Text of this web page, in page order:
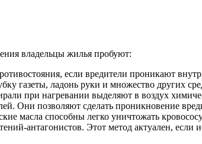
владельцы жилья пробуют:
если вредители проникают
газеты, ладонь руки и множество других
при нагревании выделяют в воздух
Они позволяют сделать проникновение
масла способны легко уничтожать
антагонистов. Этот метод актуален, если